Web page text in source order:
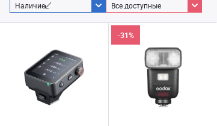
Наличие Все доступные
-31%